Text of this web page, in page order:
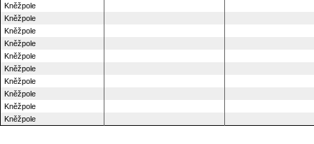
Kněžpole
Kněžpole
Kněžpole
Kněžpole
Kněžpole
Kněžpole
Kněžpole
Kněžpole
Kněžpole
Kněžpole